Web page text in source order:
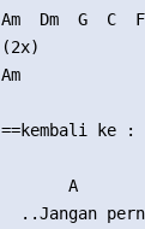
Am  Dm  G  C
(2x)
Am
==kembali ke :
A
..Jangan